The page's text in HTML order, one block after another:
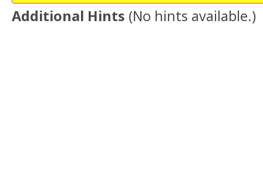
Additional Hints (No hints available.)